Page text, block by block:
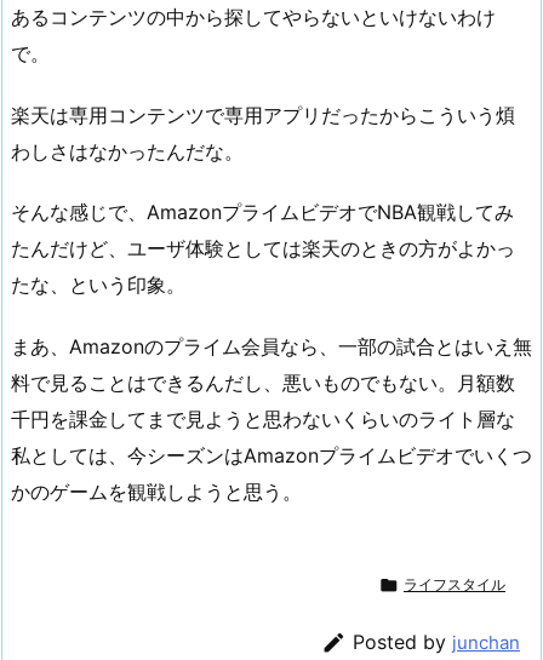
あるコンテンツの中から探してやらないといけないわけ
で。
楽天は専用コンテンツで専用アプリだったからこういう煩
わしさはなかったんだな。
そんな感じで、AmazonプライムビデオでNBA観戦してみ
たんだけど、ユーザ体験としては楽天のときの方がよかっ
たな、という印象。
まあ、Amazonのプライム会員なら、一部の試合とはいえ無
料で見ることはできるんだし、悪いものでもない。月額数
千円を課金してまで見ようと思わないくらいのライト層な
私としては、今シーズンはAmazonプライムビデオでいくつ
かのゲームを観戦しようと思う。
 ライフスタイル
 Posted by junchan